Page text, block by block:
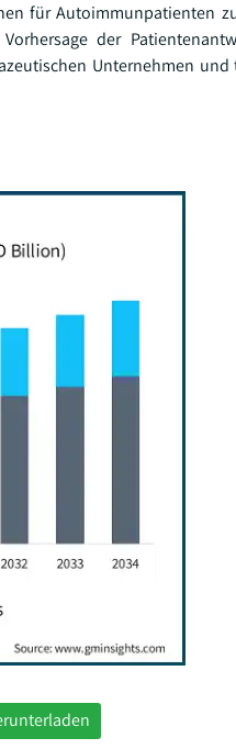
für Autoimmunpatienten
der
Unternehmen und